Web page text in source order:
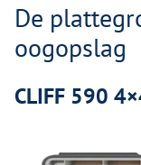
De
oogopslag
CLIFF 590